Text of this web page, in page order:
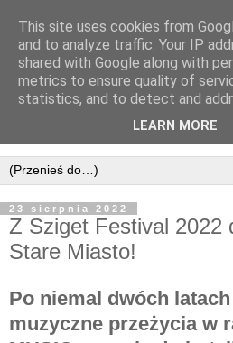
23 sierpnia 2022
Z Sziget Festival 2022
Stare Miasto!
Po niemal dwóch
muzyczne przeżycia w
This site uses cookies from
and to analyze traffic. Your IP
shared with Google along with
metrics to ensure quality of
statistics, and to detect and
LEARN MORE